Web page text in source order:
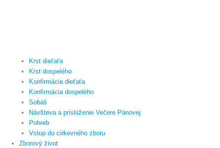
Krst dieťaťa
Krst dospelého
Konfirmácia dieťaťa
Konfirmácia dospelého
Sobáš
Návšteva a prislúženie Večere Pánovej
Pohreb
Vstup do cirkevného zboru
Zborový život